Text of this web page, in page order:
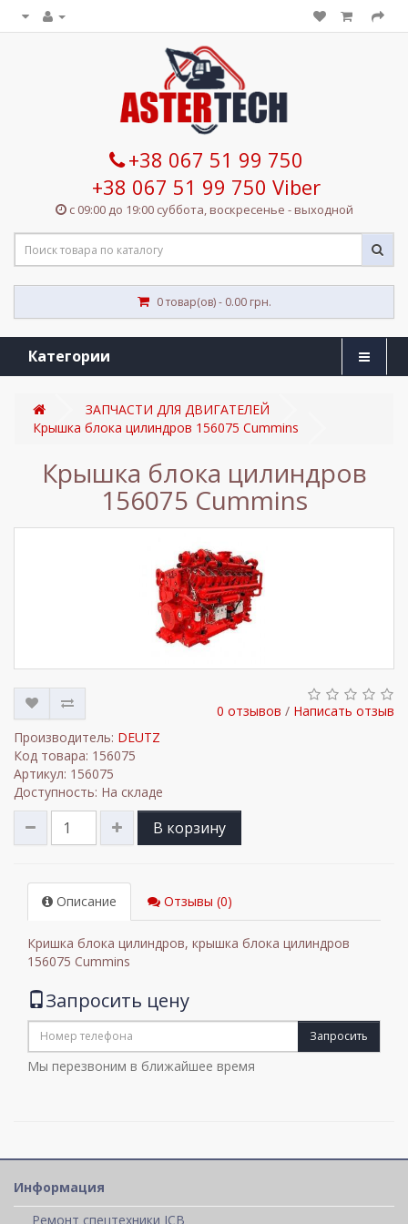
+38 067 51 99 750
+38 067 51 99 750 Viber
с 09:00 до 19:00 суббота, воскресенье - выходной
0 товар(ов) - 0.00 грн.
Категории
ЗАПЧАСТИ ДЛЯ ДВИГАТЕЛЕЙ
Крышка блока цилиндров 156075 Cummins
Крышка блока цилиндров
156075 Cummins
0 отзывов / Написать отзыв
Производитель: DEUTZ
Код товара: 156075
Артикул: 156075
Доступность: На складе
В корзину
Описание Отзывы (0)
Кришка блока цилиндров, крышка блока цилиндров
156075 Cummins
Запросить цену
Запросить
Мы перезвоним в ближайшее время
Информация
Ремонт спецтехники JCB